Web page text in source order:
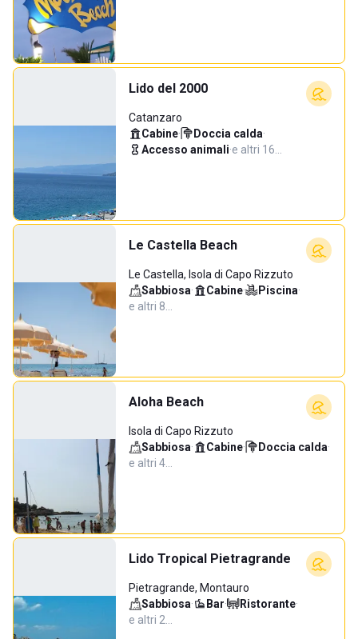
Lido del 2000
Catanzaro
Cabine· Doccia calda·
Accesso animali·e altri 16…
Le Castella Beach
Le Castella, Isola di Capo Rizzuto
Sabbiosa· Cabine· Piscina·
e altri 8…
Aloha Beach
Isola di Capo Rizzuto
Sabbiosa· Cabine· Doccia calda·
e altri 4…
Lido Tropical Pietragrande
Pietragrande, Montauro
Sabbiosa· Bar· Ristorante·
e altri 2…